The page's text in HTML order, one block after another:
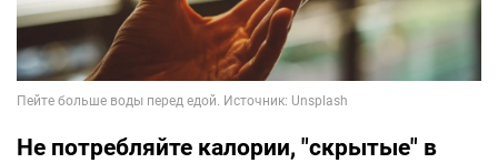
Не потребляйте калории, "скрытые" в